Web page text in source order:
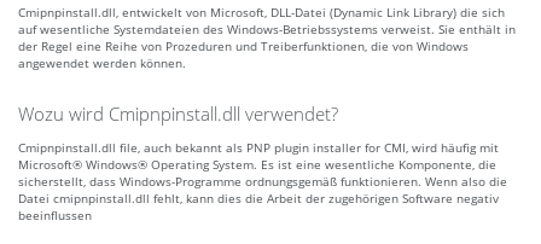
Cmipnpinstall.dll, entwickelt von Microsoft, DLL-Datei (Dynamic Link Library) die sich
auf wesentliche Systemdateien des Windows-Betriebssystems verweist. Sie enthält in
der Regel eine Reihe von Prozeduren und Treiberfunktionen, die von Windows
angewendet werden können.
Wozu wird Cmipnpinstall.dll verwendet?
Cmipnpinstall.dll file, auch bekannt als PNP plugin installer for CMI, wird häufig mit
Microsoft® Windows® Operating System. Es ist eine wesentliche Komponente, die
sicherstellt, dass Windows-Programme ordnungsgemäß funktionieren. Wenn also die
Datei cmipnpinstall.dll fehlt, kann dies die Arbeit der zugehörigen Software negativ
beeinflussen